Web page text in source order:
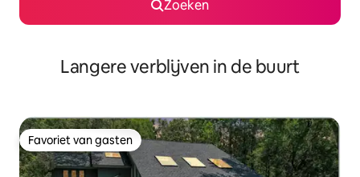
Zoeken
Langere verblijven in de buurt
Favoriet van gasten
Favoriet van gasten